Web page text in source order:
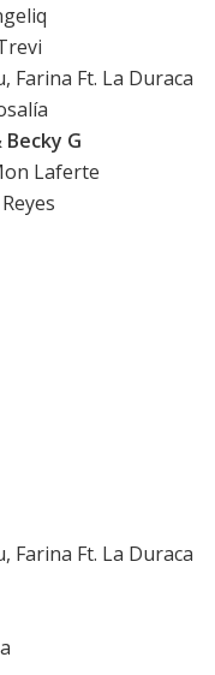
Farina Ft. La Duraca
G
Laferte
Farina Ft. La Duraca